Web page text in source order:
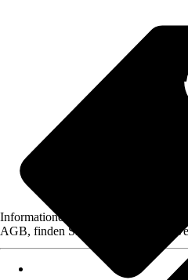
Informationen des Verkäufers, wie z.
AGB, finden Sie bei Klick auf den